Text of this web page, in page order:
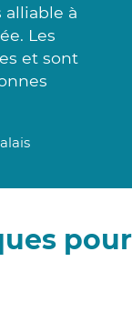
à
Les
et sont
pour